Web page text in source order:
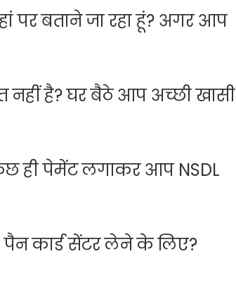
बताने जा रहा हूं? अगर आप
है? घर बैठे आप अच्छी खासी
ही पेमेंट लगाकर आप NSDL
कार्ड सेंटर लेने के लिए?